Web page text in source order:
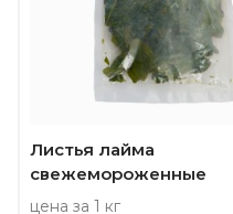
Листья лайма
свежемороженные
цена за 1 кг